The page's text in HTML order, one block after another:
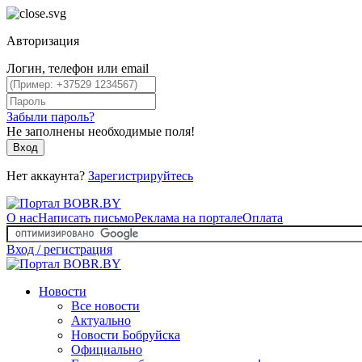
Авторизация
Логин, телефон или email
Забыли пароль?
Не заполнены необходимые поля!
Вход
Нет аккаунта? Зарегистрируйтесь
О насНаписать письмоРеклама на порталеОплата
Вход / регистрация
Новости
Все новости
Актуально
Новости Бобруйска
Официально